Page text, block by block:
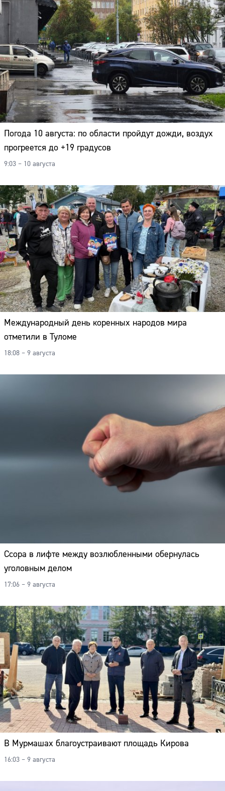
Погода 10 августа: по области пройдут дожди, воздух
прогреется до +19 градусов
9:03 – 10 августа
Международный день коренных народов мира
отметили в Туломе
18:08 – 9 августа
Ссора в лифте между возлюбленными обернулась
уголовным делом
17:06 – 9 августа
В Мурмашах благоустраивают площадь Кирова
16:03 – 9 августа